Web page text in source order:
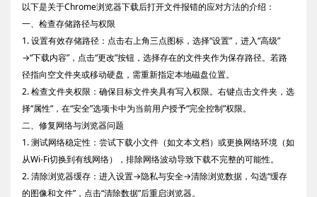
以下是关于Chrome浏览器下载后打开文件报错的应对方法的介绍：
一、检查存储路径与权限
1. 设置有效存储路径：点击右上角三点图标，选择“设置”，进入“高级”
→“下载内容”，点击“更改”按钮，选择存在的文件夹作为保存路径。若路
径指向空文件夹或移动硬盘，需重新指定本地磁盘位置。
2. 检查文件夹权限：确保目标文件夹具有写入权限。右键点击文件夹，选
择“属性”，在“安全”选项卡中为当前用户授予“完全控制”权限。
二、修复网络与浏览器问题
1. 测试网络稳定性：尝试下载小文件（如文本文档）或更换网络环境（如
从Wi-Fi切换到有线网络），排除网络波动导致下载不完整的可能性。
2. 清除浏览器缓存：进入设置→隐私与安全→清除浏览数据，勾选“缓存
的图像和文件”，点击“清除数据”后重启浏览器。